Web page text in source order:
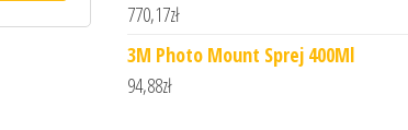
770,17zł
3M Photo Mount Sprej 400Ml
94,88zł